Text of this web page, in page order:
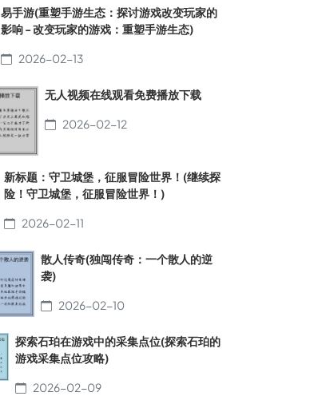
易手游(重塑手游生态：探讨游戏改变玩家的
影响 - 改变玩家的游戏：重塑手游生态)
2026-02-13
无人视频在线观看免费播放下载
2026-02-12
新标题：守卫城堡，征服冒险世界！(继续探
险！守卫城堡，征服冒险世界！)
2026-02-11
散人传奇(独闯传奇：一个散人的逆
袭)
2026-02-10
探索石珀在游戏中的采集点位(探索石珀的
游戏采集点位攻略)
2026-02-09